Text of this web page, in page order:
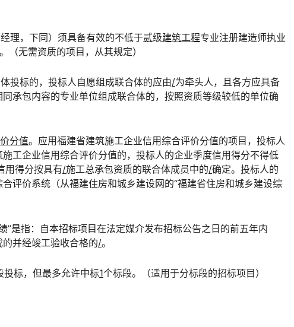
理，下同）须具备有效的不低于贰级建筑工程专业注册建造师执业
（无需资质的项目，从其规定）
投标的，投标人自愿组成联合体的应由/为牵头人，且各方应具备
承包内容的专业单位组成联合体的，按照资质等级较低的单位确
分值。应用福建省建筑施工企业信用综合评价分值的项目，投标人
工企业信用综合评价分值的，投标人的企业季度信用得分不得低
用得分按具有/施工总承包资质的联合体成员中的/确定。投标人的
评价系统（从福建住房和城乡建设网的“福建省住房和城乡建设综
”是指：自本招标项目在法定媒介发布招标公告之日的前五年内
的并经竣工验收合格的/。
投标，但最多允许中标1个标段。（适用于分标段的招标项目）